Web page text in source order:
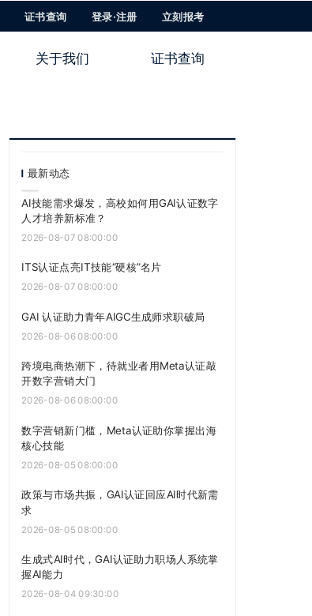
证书查询 登录·注册 立刻报考
关于我们 证书查询
最新动态
AI技能需求爆发，高校如何用GAI认证数字
人才培养新标准？
2026-08-07 08:00:00
ITS认证点亮IT技能“硬核”名片
2026-08-07 08:00:00
GAI 认证助力青年AIGC生成师求职破局
2026-08-06 08:00:00
跨境电商热潮下，待就业者用Meta认证敲
开数字营销大门
2026-08-06 08:00:00
数字营销新门槛，Meta认证助你掌握出海
核心技能
2026-08-05 08:00:00
政策与市场共振，GAI认证回应AI时代新需
求
2026-08-05 08:00:00
生成式AI时代，GAI认证助力职场人系统掌
握AI能力
2026-08-04 09:30:00